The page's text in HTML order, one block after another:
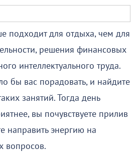
подходит для отдыха, чем для
решения финансовых
интеллектуального труда.
бы вас порадовать, и найдите
занятий. Тогда день
вы почувствуете прилив
направить энергию на
вопросов.